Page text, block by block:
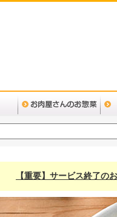
【重要】サービス終了の